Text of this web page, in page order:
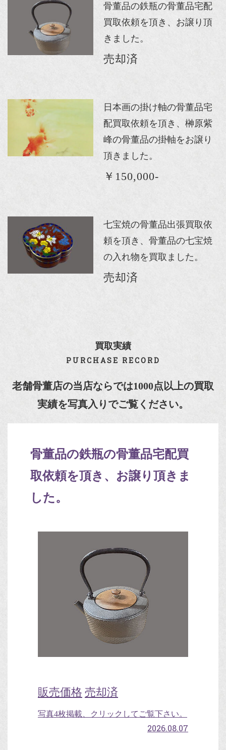
骨董品の鉄瓶の骨董品宅配
買取依頼を頂き、お譲り頂
きました。
売却済
日本画の掛け軸の骨董品宅
配買取依頼を頂き、榊原紫
峰の骨董品の掛軸をお譲り
頂きました。
￥150,000-
七宝焼の骨董品出張買取依
頼を頂き、骨董品の七宝焼
の入れ物を買取ました。
売却済
買取実績
PURCHASE RECORD
老舗骨董店の当店ならでは1000点以上の買取
実績を写真入りでご覧ください。
骨董品の鉄瓶の骨董品宅配買
取依頼を頂き、お譲り頂きま
した。
販売価格 売却済
写真4枚掲載、クリックしてご覧下さい。
2026.08.07